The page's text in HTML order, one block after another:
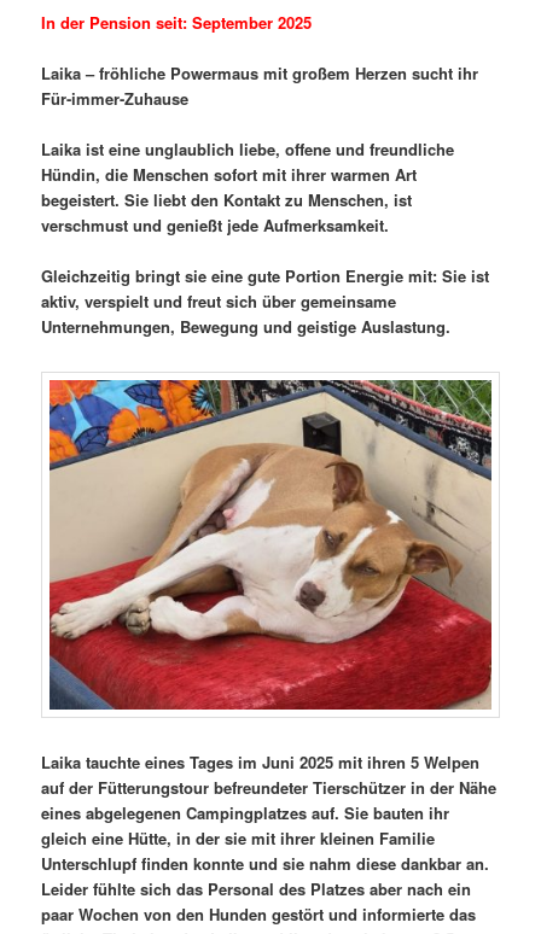
In der Pension seit: September 2025
Laika – fröhliche Powermaus mit großem Herzen sucht ihr
Für-immer-Zuhause
Laika ist eine unglaublich liebe, offene und freundliche
Hündin, die Menschen sofort mit ihrer warmen Art
begeistert. Sie liebt den Kontakt zu Menschen, ist
verschmust und genießt jede Aufmerksamkeit.
Gleichzeitig bringt sie eine gute Portion Energie mit: Sie ist
aktiv, verspielt und freut sich über gemeinsame
Unternehmungen, Bewegung und geistige Auslastung.
Laika tauchte eines Tages im Juni 2025 mit ihren 5 Welpen
auf der Fütterungstour befreundeter Tierschützer in der Nähe
eines abgelegenen Campingplatzes auf. Sie bauten ihr
gleich eine Hütte, in der sie mit ihrer kleinen Familie
Unterschlupf finden konnte und sie nahm diese dankbar an.
Leider fühlte sich das Personal des Platzes aber nach ein
paar Wochen von den Hunden gestört und informierte das